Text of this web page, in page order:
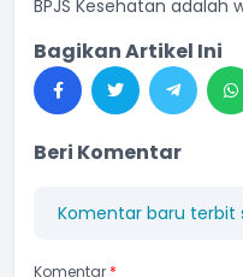
BPJS Kesehatan adalah
Bagikan Artikel Ini
Beri Komentar
Komentar baru terbit
Komentar *